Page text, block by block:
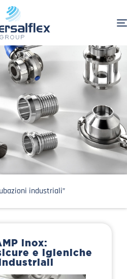
industriali”
inox:
e igieniche